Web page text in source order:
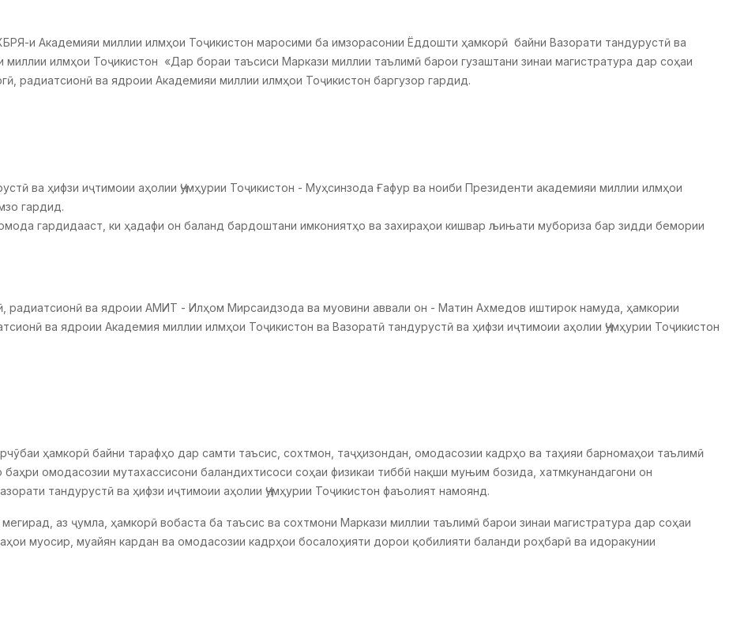
и Академияи миллии илмҳои Тоҷикистон маросими ба имзорасонии Ёддошти ҳамкорӣ байни Вазорати тандурустӣ ва
миллии илмҳои Тоҷикистон «Дар бораи таъсиси Маркази миллии таълимӣ барои гузаштани зинаи магистратура дар соҳаи
радиатсионӣ ва ядроии Академияи миллии илмҳои Тоҷикистон баргузор гардид.
ва ҳифзи иҷтимоии аҳолии Ҷумҳурии Тоҷикистон - Муҳсинзода Ғафур ва ноиби Президенти академияи миллии илмҳои
гардид.
гардидааст, ки ҳадафи он баланд бардоштани имкониятҳо ва захираҳои кишвар љињати мубориза бар зидди бемории
радиатсионӣ ва ядроии АМИТ - Илҳом Мирсаидзода ва муовини аввали он - Матин Ахмедов иштирок намуда, ҳамкории
ва ядроии Академия миллии илмҳои Тоҷикистон ва Вазоратӣ тандурустӣ ва ҳифзи иҷтимоии аҳолии Ҷумҳурии Тоҷикистон
ҳамкорӣ байни тарафҳо дар самти таъсис, сохтмон, таҷҳизондан, омодасозии кадрҳо ва таҳияи барномаҳои таълимӣ
омодасозии мутахассисони баландихтисоси соҳаи физикаи тиббӣ нақши муњим бозида, хатмкунандагони он
тандурустӣ ва ҳифзи иҷтимоии аҳолии Ҷумҳурии Тоҷикистон фаъолият намоянд.
аз ҷумла, ҳамкорӣ вобаста ба таъсис ва сохтмони Маркази миллии таълимӣ барои зинаи магистратура дар соҳаи
муосир, муайян кардан ва омодасозии кадрҳои босалоҳияти дорои қобилияти баланди роҳбарӣ ва идоракунии